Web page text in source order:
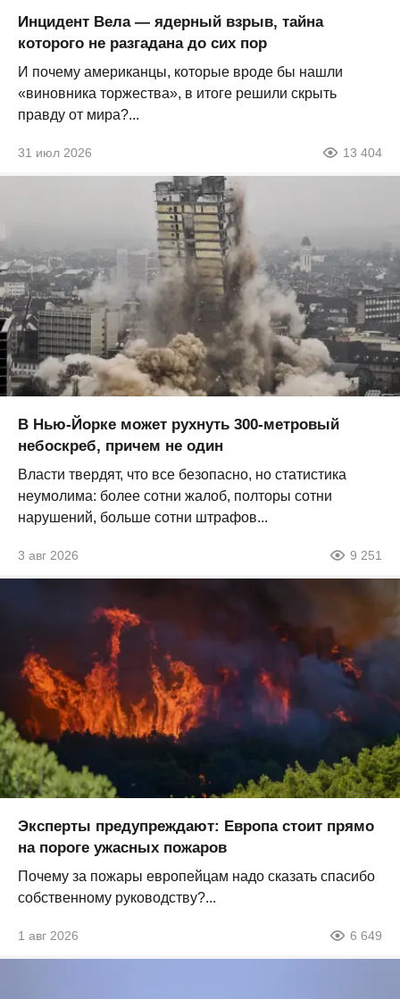
Инцидент Вела — ядерный взрыв, тайна
которого не разгадана до сих пор
И почему американцы, которые вроде бы нашли
«виновника торжества», в итоге решили скрыть
правду от мира?...
31 июл 2026 13 404
В Нью-Йорке может рухнуть 300-метровый
небоскреб, причем не один
Власти твердят, что все безопасно, но статистика
неумолима: более сотни жалоб, полторы сотни
нарушений, больше сотни штрафов...
3 авг 2026 9 251
Эксперты предупреждают: Европа стоит прямо
на пороге ужасных пожаров
Почему за пожары европейцам надо сказать спасибо
собственному руководству?...
1 авг 2026 6 649